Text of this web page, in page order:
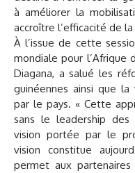
à améliorer la
accroître l’efficacité de
À l’issue de cette
mondiale pour l’Afrique
Diagana, a salué les
guinéennes ainsi que
par le pays. « Cette
sans le leadership
vision portée par le
vision constitue
permet aux